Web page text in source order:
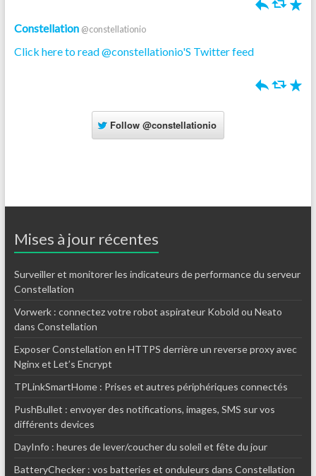
h J R
Constellation @constellationio
Click here to read @constellationio'S Twitter feed
h J R
Follow @constellationio
Mises à jour récentes
Surveiller et monitorer les indicateurs de performance du serveur
Constellation
Vorwerk : connectez votre robot aspirateur Kobold ou Neato
dans Constellation
Exposer Constellation en HTTPS derrière un reverse proxy avec
Nginx et Let’s Encrypt
TPLinkSmartHome : Prises et autres périphériques connectés
PushBullet : envoyer des notifications, images, SMS sur vos
différents devices
DayInfo : heures de lever/coucher du soleil et fête du jour
BatteryChecker : vos batteries et onduleurs dans Constellation